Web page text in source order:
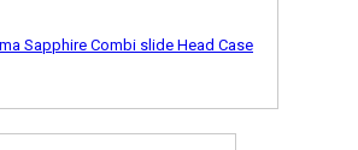
Sapphire Combi slide Head Case